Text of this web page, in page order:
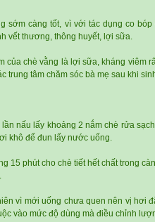
sớm càng tốt, vì với tác dụng co
vết thương, thông huyết, lợi sữa.
của chè vằng là lợi sữa, kháng viêm
trung tâm chăm sóc bà mẹ sau khi
nấu lấy khoảng 2 nắm chè rửa
khô để đun lấy nước uống.
15 phút cho chè tiết hết chất trong
vì mới uống chưa quen nên vị hơi
vào mức độ dùng mà điều chỉnh